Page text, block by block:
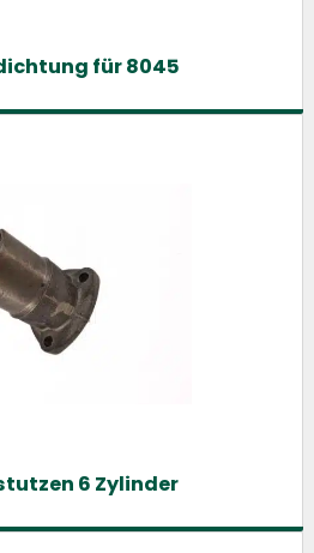
für 8045
6 Zylinder